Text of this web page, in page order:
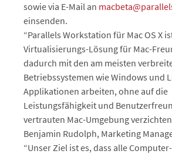
sowie via E-Mail an
einsenden.
“Parallels Workstation für Mac OS X
Virtualisierungs-Lösung für Mac-
dadurch mit den am meisten
Betriebssystemen wie Windows und
Applikationen arbeiten, ohne auf die
Leistungsfähigkeit und
vertrauten Mac-Umgebung
Benjamin Rudolph, Marketing
“Unser Ziel ist es, dass alle